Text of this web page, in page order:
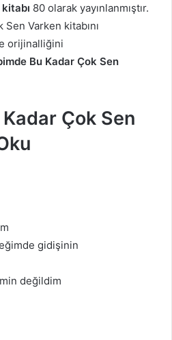
80 olarak yayınlanmıştır.
Varken kitabını
orijinalliğini
Bu Kadar Çok Sen
Çok Sen
gidişinin
değildim